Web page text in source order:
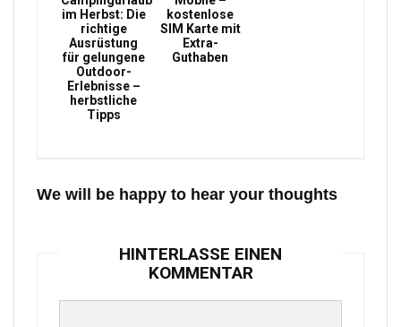
im Herbst: Die
richtige
Ausrüstung
für gelungene
Outdoor-
Erlebnisse –
herbstliche
Tipps
kostenlose
SIM Karte mit
Extra-
Guthaben
We will be happy to hear your thoughts
HINTERLASSE EINEN
KOMMENTAR